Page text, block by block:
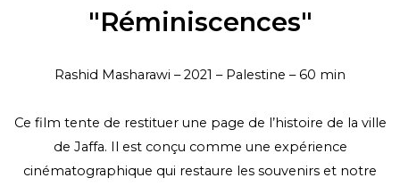
"Réminiscences"
Rashid Masharawi – 2021 – Palestine – 60 min
Ce film tente de restituer une page de l’histoire de la ville
de Jaffa. Il est conçu comme une expérience
cinématographique qui restaure les souvenirs et notre